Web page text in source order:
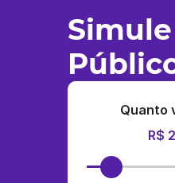
Quanto
R$